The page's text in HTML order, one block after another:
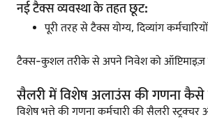
नई टैक्स व्यवस्था के तहत छूट:
पूरी तरह से टैक्स योग्य, दिव्यांग
टैक्स-कुशल तरीके से अपने निवेश को ऑप्टिमाइज़
सैलरी में विशेष अलाउंस की गणना
विशेष भत्ते की गणना कर्मचारी की सैलरी